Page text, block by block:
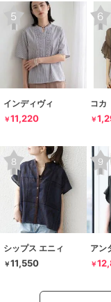
インディヴィ
￥11,220
コカ
￥
シップス エニィ
￥11,550
アン
￥